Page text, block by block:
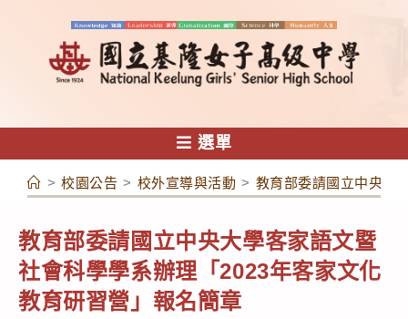
容
選單
> 校園公告 > 校外宣導與活動 > 教育部委請國立中央大
教育部委請國立中央大學客家語文暨
社會科學學系辦理「2023年客家文化
教育研習營」報名簡章